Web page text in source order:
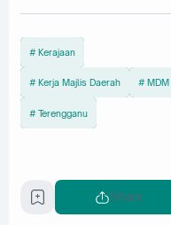
Kerajaan
Kerja Majlis Daerah MDM
Terengganu
Share